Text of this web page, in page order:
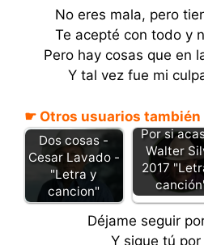
No eres mala, pero
Te acepté con todo y
Pero hay cosas que en
Y tal vez fue mi
☛ Otros usuarios
Dos cosas -
Cesar Lavado -
"Letra y
cancion"
Por si
Walter
2017
Déjame seguir
Y sigue tú